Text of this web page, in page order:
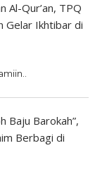
Al-Qur’an, TPQ
Gelar Ikhtibar di
Baju Barokah”,
Berbagi di